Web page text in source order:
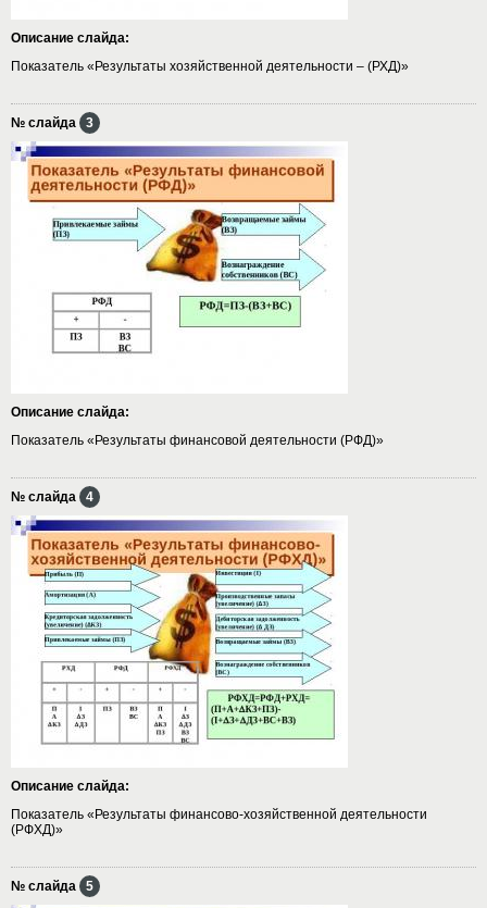
Описание слайда:
Показатель «Результаты хозяйственной деятельности – (РХД)»
№ слайда 3
Описание слайда:
Показатель «Результаты финансовой деятельности (РФД)»
№ слайда 4
Описание слайда:
Показатель «Результаты финансово-хозяйственной деятельности
(РФХД)»
№ слайда 5